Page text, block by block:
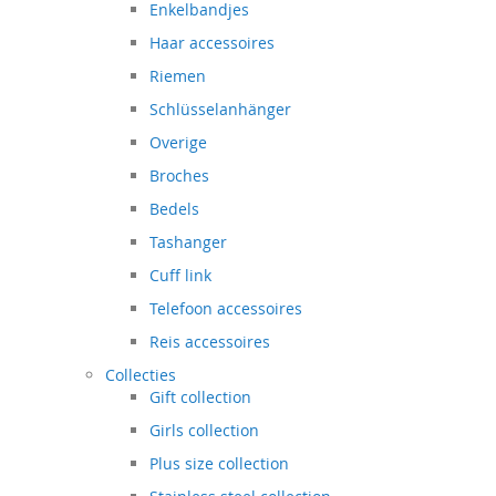
Enkelbandjes
Haar accessoires
Riemen
Schlüsselanhänger
Overige
Broches
Bedels
Tashanger
Cuff link
Telefoon accessoires
Reis accessoires
Collecties
Gift collection
Girls collection
Plus size collection